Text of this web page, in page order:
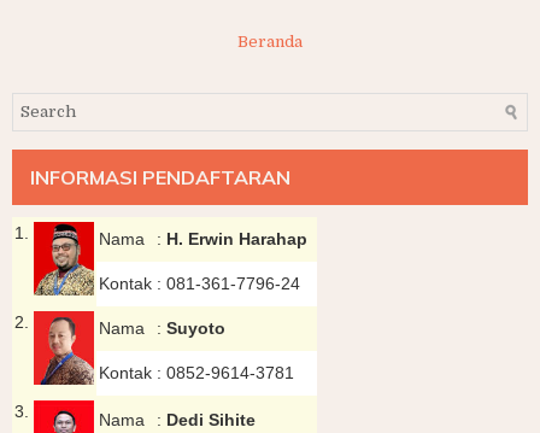
Beranda
INFORMASI PENDAFTARAN
1. Nama : H. Erwin Harahap
Kontak : 081-361-7796-24
2.
Nama : Suyoto
Kontak : 0852-9614-3781
3.
Nama : Dedi Sihite